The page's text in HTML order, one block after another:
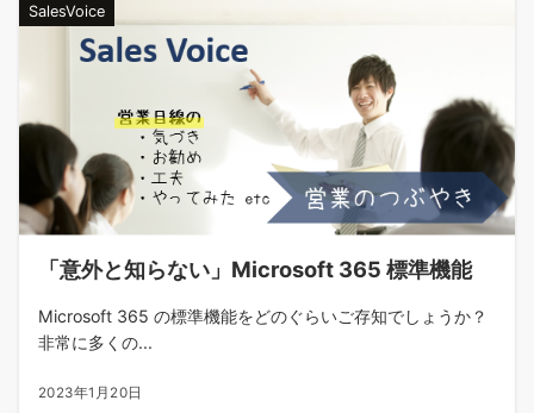
SalesVoice
「意外と知らない」Microsoft 365 標準機能
Microsoft 365 の標準機能をどのぐらいご存知でしょうか？
非常に多くの...
2023年1月20日